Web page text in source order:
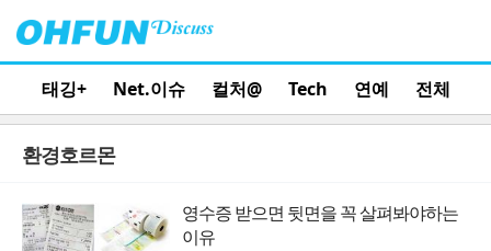
태깅+ Net.이슈 컬처@ Tech 연예 전체
환경호르몬
영수증 받으면 뒷면을 꼭 살펴봐야하는
이유